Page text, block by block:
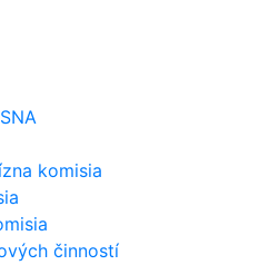
komisia
činností